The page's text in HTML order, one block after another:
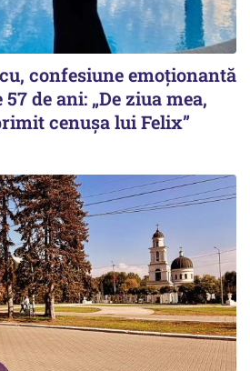
confesiune emoționantă
de ani: „De ziua mea,
cenușa lui Felix”